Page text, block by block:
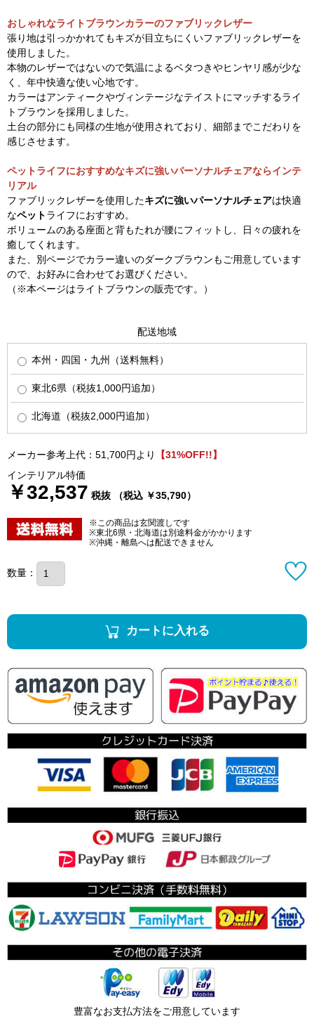
おしゃれなライトブラウンカラーのファブリックレザー
張り地は引っかかれてもキズが目立ちにくいファブリックレザーを
使用しました。
本物のレザーではないので気温によるベタつきやヒンヤリ感が少な
く、年中快適な使い心地です。
カラーはアンティークやヴィンテージなテイストにマッチするライ
トブラウンを採用しました。
土台の部分にも同様の生地が使用されており、細部までこだわりを
感じさせます。
ペットライフにおすすめなキズに強いパーソナルチェアならインテ
リアル
ファブリックレザーを使用したキズに強いパーソナルチェアは快適
なペットライフにおすすめ。
ボリュームのある座面と背もたれが腰にフィットし、日々の疲れを
癒してくれます。
また、別ページでカラー違いのダークブラウンもご用意しています
ので、お好みに合わせてお選びください。
（※本ページはライトブラウンの販売です。）
配送地域
本州・四国・九州（送料無料）
東北6県（税抜1,000円追加）
北海道（税抜2,000円追加）
メーカー参考上代：51,700円より
【31%OFF!!】
インテリアル特価
￥32,537 税抜 （税込 ￥35,790）
※この商品は玄関渡しです
※東北6県・北海道は別途料金がかかります
※沖縄・離島へは配送できません
数量：
カートに入れる
豊富なお支払方法をご用意しています